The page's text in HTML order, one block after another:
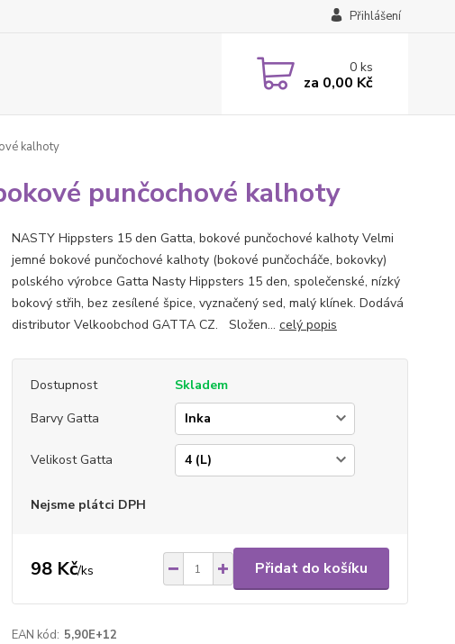
Přihlášení
0ks
za 0,00 Kč
kalhoty
punčochové kalhoty
NASTY Hippsters 15 den Gatta, bokové punčochové kalhoty Velmi
jemné bokové punčochové kalhoty (bokové punčocháče, bokovky)
polského výrobce Gatta Nasty Hippsters 15 den, společenské, nízký
bokový střih, bez zesílené špice, vyznačený sed, malý klínek. Dodává
distributor Velkoobchod GATTA CZ. Složen... celý popis
Dostupnost
Skladem
Barvy Gatta
Velikost Gatta
Nejsme plátci DPH
98 Kč/ks Přidat do košíku
EAN kód: 5,90E+12